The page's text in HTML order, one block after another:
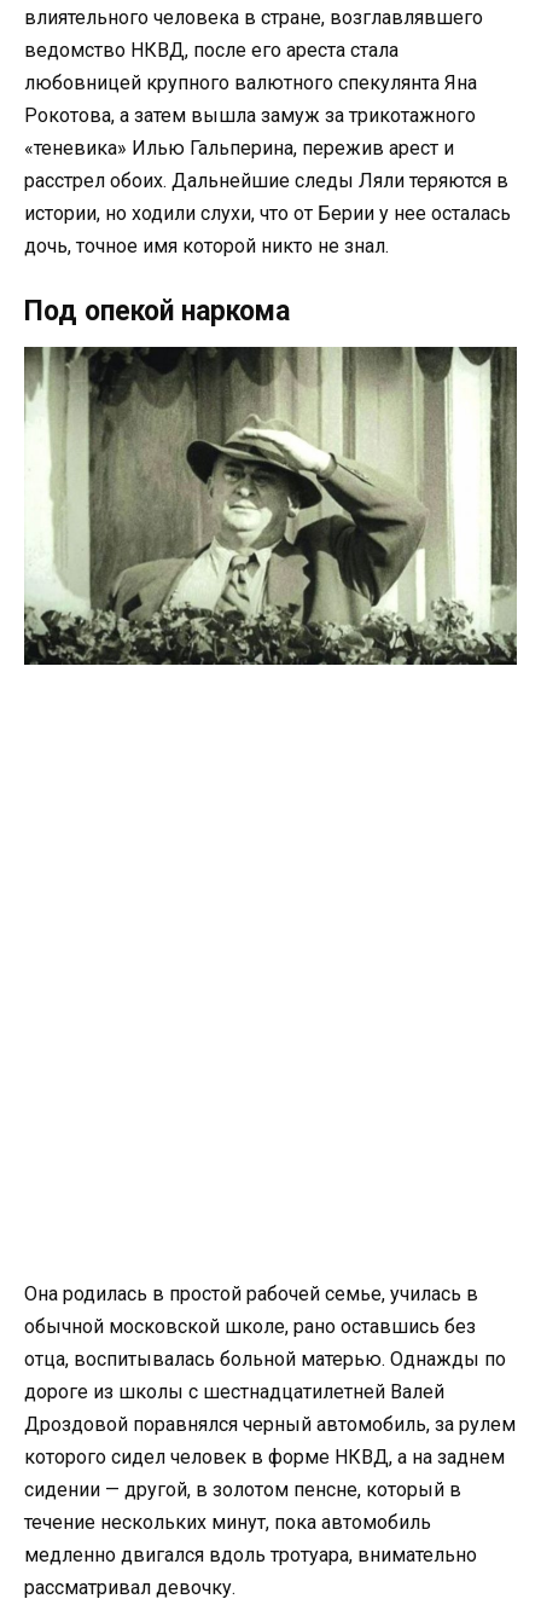
влиятельного человека в стране, возглавлявшего
ведомство НКВД, после его ареста стала
любовницей крупного валютного спекулянта Яна
Рокотова, а затем вышла замуж за трикотажного
«теневика» Илью Гальперина, пережив арест и
расстрел обоих. Дальнейшие следы Ляли теряются в
истории, но ходили слухи, что от Берии у нее осталась
дочь, точное имя которой никто не знал.
Под опекой наркома
Она родилась в простой рабочей семье, училась в
обычной московской школе, рано оставшись без
отца, воспитывалась больной матерью. Однажды по
дороге из школы с шестнадцатилетней Валей
Дроздовой поравнялся черный автомобиль, за рулем
которого сидел человек в форме НКВД, а на заднем
сидении — другой, в золотом пенсне, который в
течение нескольких минут, пока автомобиль
медленно двигался вдоль тротуара, внимательно
рассматривал девочку.